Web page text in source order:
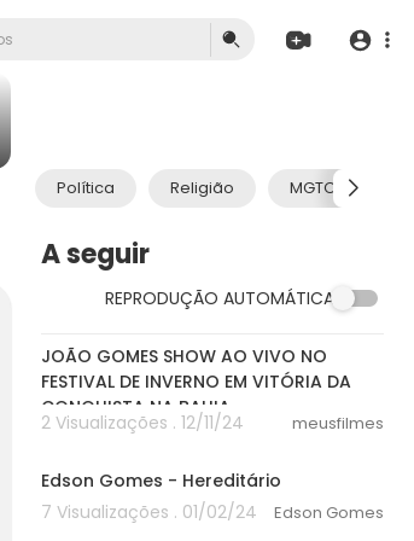
Política Religião MGTOW
A seguir
REPRODUÇÃO AUTOMÁTICA
04:24
JOÃO GOMES SHOW AO VIVO NO
FESTIVAL DE INVERNO EM VITÓRIA DA
CONQUISTA NA BAHIA
2 Visualizações . 12/11/24 meusfilmes
Edson Gomes - Hereditário
7 Visualizações . 01/02/24
Edson Gomes